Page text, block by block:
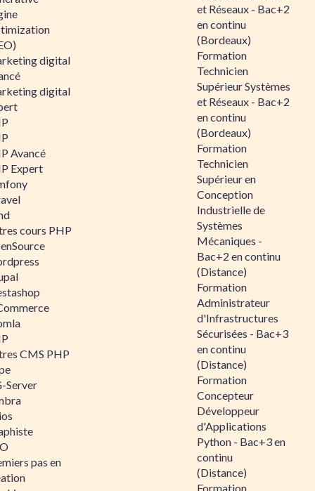
digital
digital
Avancé
Expert
cours PHP
CMS PHP
Server
pas en
et Réseaux - Bac+2
en continu
(Bordeaux)
Formation
Technicien
Supérieur Systèmes
et Réseaux - Bac+2
en continu
(Bordeaux)
Formation
Technicien
Supérieur en
Conception
Industrielle de
Systèmes
Mécaniques -
Bac+2 en continu
(Distance)
Formation
Administrateur
d'Infrastructures
Sécurisées - Bac+3
en continu
(Distance)
Formation
Concepteur
Développeur
d'Applications
Python - Bac+3 en
continu
(Distance)
Formation